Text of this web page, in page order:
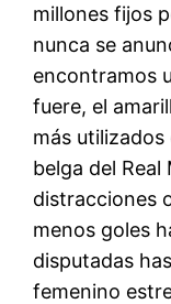
millones fijos
nunca se
encontramos
fuere, el
más
belga del
distracciones
menos goles
disputadas
femenino